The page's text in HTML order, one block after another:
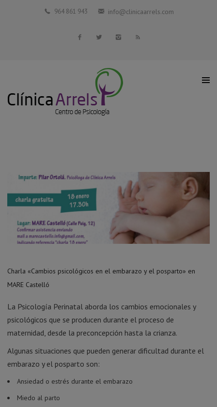
Blog
964 861 943 info@clinicaarrels.com
Charla «Cambios psicológicos en el embarazo y el posparto» en
MARE Castelló
La Psicología Perinatal aborda los cambios emocionales y
psicológicos que se producen durante el proceso de
maternidad, desde la preconcepción hasta la crianza.
Algunas situaciones que pueden generar dificultad durante el
embarazo y el posparto son:
Ansiedad o estrés durante el embarazo
Miedo al parto